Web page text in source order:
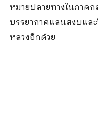
หมายปลายทางในภาค
บรรยากาศแสนสงบแล
หลวงอีกด้วย